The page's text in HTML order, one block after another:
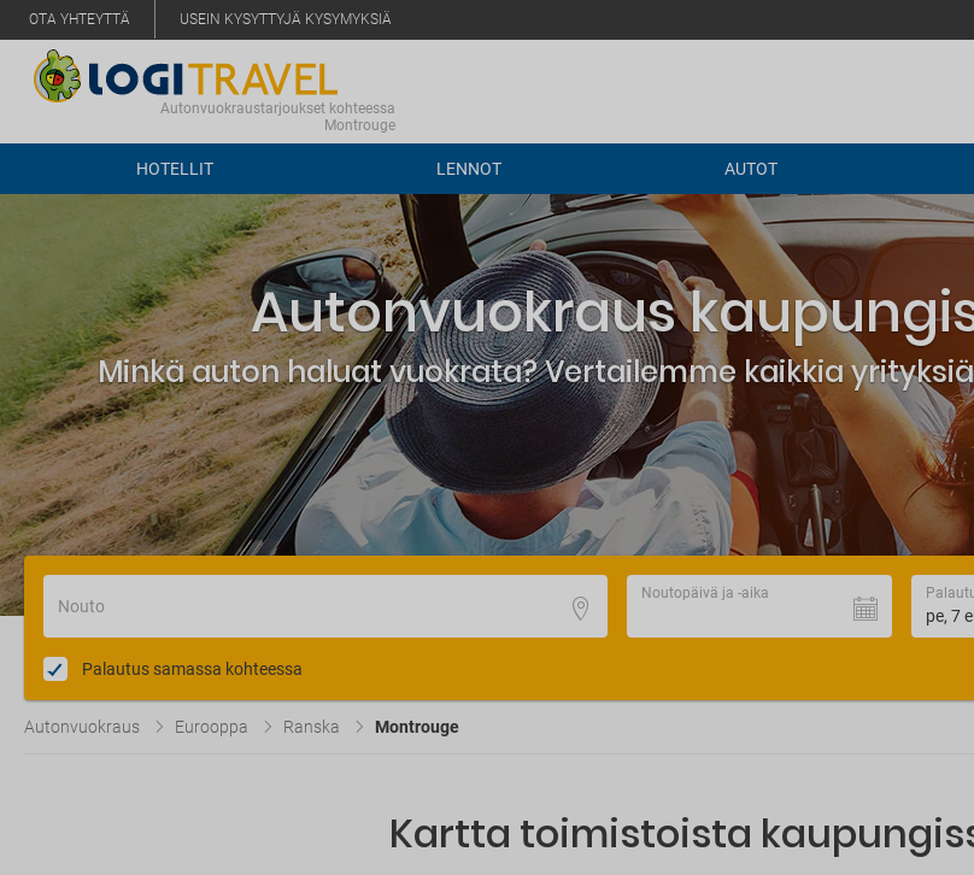
OTA YHTEYTTÄ USEIN KYSYTTYJÄ KYSYMYKSIÄ
Autonvuokraustarjoukset kohteessa
Montrouge
HOTELLIT LENNOT AUTOT
Autonvuokraus
Minkä auton haluat vuokrata? Vertailemme kaikkia
Nouto
Noutopäivä ja -aika
Palautus samassa kohteessa
Autonvuokraus Eurooppa Ranska Montrouge
Kartta toimistoista